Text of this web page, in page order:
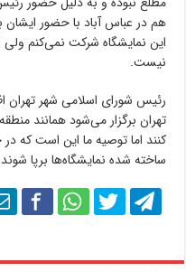
هم در عباس آباد با حضور ایشان
این نمایشگاه شرکت نمی‌کنم ولی
نیست.
رئیس شورای اسلامی شهر تهران
کنند اما توصیه ما این است که
ساخته شده نمایشگاه‌ها برپا